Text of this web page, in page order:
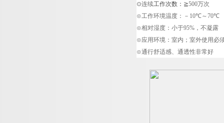
⊙连续工作次数： ≧500万次
⊙工作环境温度：－ 10℃～70℃
⊙相对湿度：小于95% ，不凝露
⊙应用环境：室内；室外使用必
⊙通行舒适感、通透性非常好